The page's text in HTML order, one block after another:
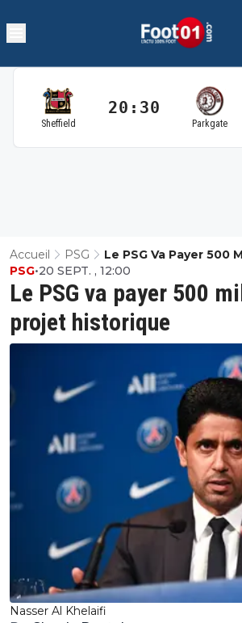
Sheffield
20:30
Parkgate
Accueil PSG
Le PSG Va Payer 500
Historique
Nasser Al Khelaifi
Le PSG va payer 500
projet historique
PSG•20 SEPT. , 12:00